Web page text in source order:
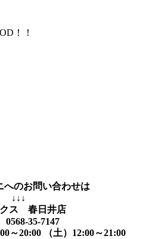
！！
へのお問い合わせは
↓↓↓
クス 春日井店
35-7147
～20:00 （土）12:00～21:00